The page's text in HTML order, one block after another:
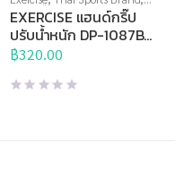
บริหารมือ,อุปกรณ์บริหารกาย
อุปกรณ์เพื่อสุขภาพ
EXERCISE แฮนด์กริ๊ป
ปรับน้ำหนัก DP-1087B
5-20 กก.
฿320.00